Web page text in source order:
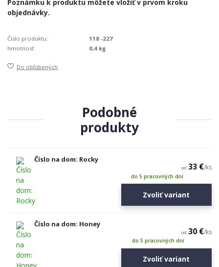
Číslo produktu:
118 -227
hmotnosť:
0,4 kg
Do obľúbených
Podobné
produkty
Číslo na dom: Rocky
od 33 €/ks
do 5 pracovných dní
Zvoliť variant
Číslo na dom: Honey
od 30 €/ks
do 5 pracovných dní
Zvoliť variant